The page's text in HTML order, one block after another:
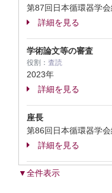
第87回日本循環器学
詳細を見る
学術論文等の審査
役割： 査読
2023年
詳細を見る
座長
第86回日本循環器学
詳細を見る
▼全件表示